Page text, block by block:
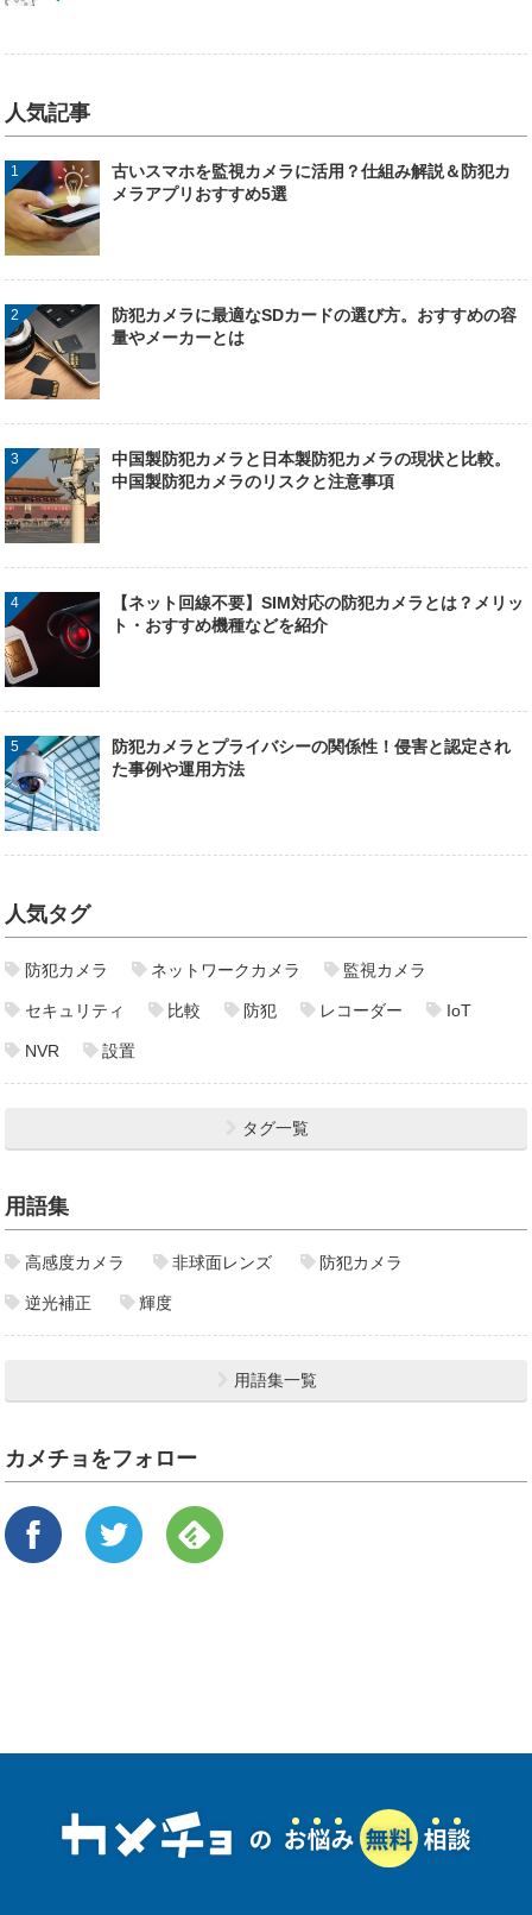
人気記事
古いスマホを監視カメラに活用？仕組み解説＆防犯カ
メラアプリおすすめ5選
防犯カメラに最適なSDカードの選び方。おすすめの容
量やメーカーとは
中国製防犯カメラと日本製防犯カメラの現状と比較。
中国製防犯カメラのリスクと注意事項
【ネット回線不要】SIM対応の防犯カメラとは？メリッ
ト・おすすめ機種などを紹介
防犯カメラとプライバシーの関係性！侵害と認定され
た事例や運用方法
人気タグ
防犯カメラ ネットワークカメラ 監視カメラ
セキュリティ 比較 防犯 レコーダー IoT
NVR 設置
タグ一覧
用語集
高感度カメラ 非球面レンズ 防犯カメラ
逆光補正 輝度
用語集一覧
カメチョをフォロー